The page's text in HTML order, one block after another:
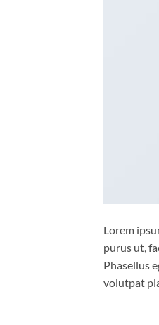
Lorem
purus ut,
Phasellus
volutpat